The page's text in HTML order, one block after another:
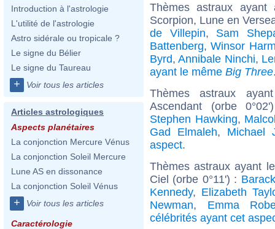
Introduction à l'astrologie
L'utilité de l'astrologie
Astro sidérale ou tropicale ?
Le signe du Bélier
Le signe du Taureau
+ Voir tous les articles
Articles astrologiques
Aspects planétaires
La conjonction Mercure Vénus
La conjonction Soleil Mercure
Lune AS en dissonance
La conjonction Soleil Vénus
+ Voir tous les articles
Caractérologie
Thèmes astraux
Scorpion, Lune en
de Villepin, Sam
Battenberg,Winsor
Byrd,Annibale Ninchi,
ayant le même Big Three
Thèmes astraux
Ascendant (orbe
Stephen Hawking,
Gad Elmaleh, Michael
aspect.
Thèmes astraux ayant
Ciel (orbe 0°11') :
Kennedy, Elizabeth
Newman, Emma
célébrités ayant cet